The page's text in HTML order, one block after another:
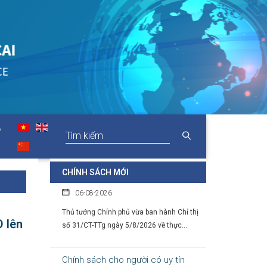
lên
CHÍNH SÁCH MỚI
Chính sách hỗ trợ doanh nghiệp và
thu hút đầu tư trong lĩnh vực văn
hóa số
Tại Nghị định số 277/2026/NĐ-CP, Chính
phủ quy định cụ thể chính sách hỗ...
Chỉ thị của Thủ tướng Chính phủ về
các nhiệm vụ trọng tâm năm học
2026 - 2027
06-08-2026
Thủ tướng Chính phủ vừa ban hành Chỉ thị
số 31/CT-TTg ngày 5/8/2026 về thực...
trong vùng đồng bào dân tộc thiểu